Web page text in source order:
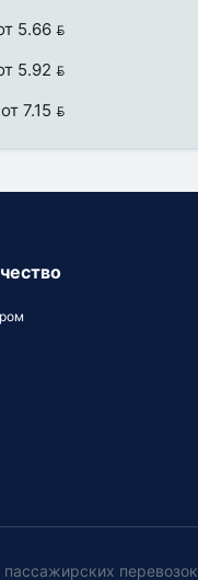
5.66 
5.92 
от 7.15 
пассажирских перевозок